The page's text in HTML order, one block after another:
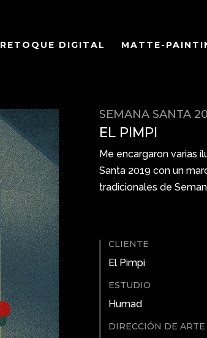
RETOQUE DIGITAL MATTE-
SEMANA SANTA
EL PIMPI
Me encargaron varias
Santa 2019 con un
tradicionales de
CLIENTE
El Pimpi
ESTUDIO
Humad
DIRECCIÓN DE ARTE